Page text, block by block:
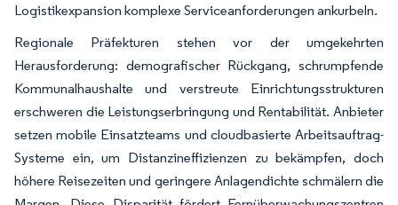
Logistikexpansion komplexe Serviceanforderungen ankurbeln.
Regionale Präfekturen stehen vor der umgekehrten
Herausforderung: demografischer Rückgang, schrumpfende
Kommunalhaushalte und verstreute Einrichtungsstrukturen
erschweren die Leistungserbringung und Rentabilität. Anbieter
setzen mobile Einsatzteams und cloudbasierte Arbeitsauftrag-
Systeme ein, um Distanzineffizienzen zu bekämpfen, doch
höhere Reisezeiten und geringere Anlagendichte schmälern die